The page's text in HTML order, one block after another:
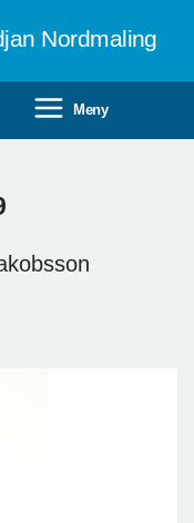
Nordmaling
Meny